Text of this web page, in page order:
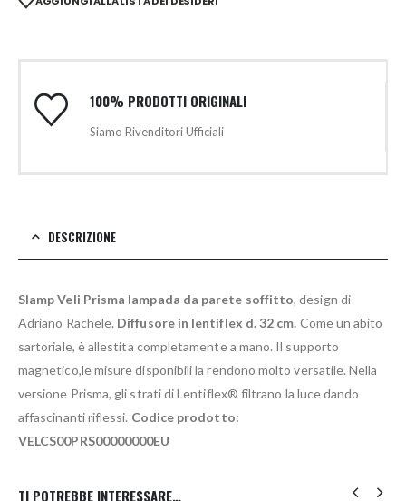
100% PRODOTTI ORIGINALI
Siamo Rivenditori Ufficiali
DESCRIZIONE
Slamp Veli Prisma lampada da parete soffitto, design di
Adriano Rachele. Diffusore in lentiflex d. 32 cm. Come un abito
sartoriale, è allestita completamente a mano. Il supporto
magnetico,le misure disponibili la rendono molto versatile. Nella
versione Prisma, gli strati di Lentiflex® filtrano la luce dando
affascinanti riflessi. Codice prodotto:
VELCS00PRS00000000EU
TI POTREBBE INTERESSARE…